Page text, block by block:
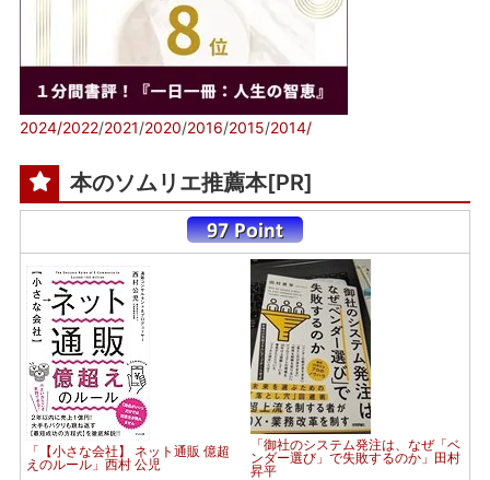
2024/2022/2021/2020/2016/2015/2014/
本のソムリエ推薦本[PR]
「【小さな会社】 ネット通販 億超
えのルール」西村 公児
「御社のシステム発注は、なぜ「ベ
ンダー選び」で失敗するのか」田村
昇平